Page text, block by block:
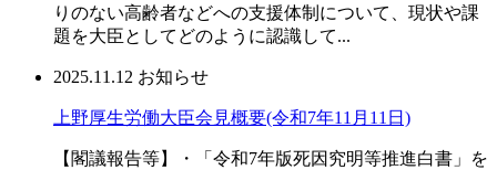
りのない高齢者などへの支援体制について、現状や課
題を大臣としてどのように認識して...
2025.11.12 お知らせ
上野厚生労働大臣会見概要(令和7年11月11日)
【閣議報告等】・「令和7年版死因究明等推進白書」を